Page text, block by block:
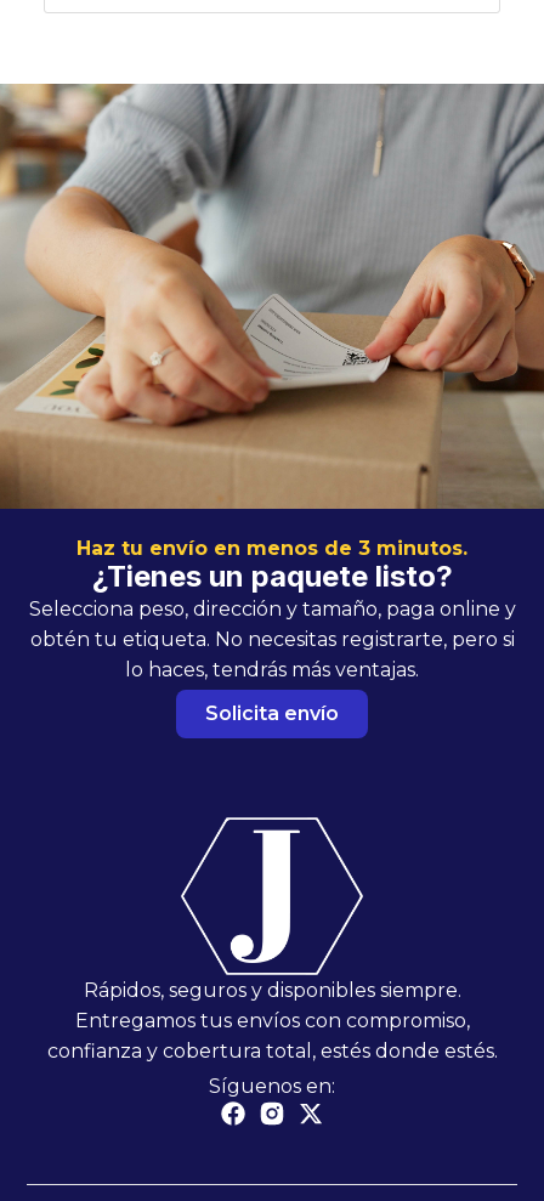
Haz tu envío en menos de 3 minutos.
¿Tienes un paquete listo?
Selecciona peso, dirección y tamaño, paga online y
obtén tu etiqueta. No necesitas registrarte, pero si
lo haces, tendrás más ventajas.
Solicita envío
Rápidos, seguros y disponibles siempre.
Entregamos tus envíos con compromiso,
confianza y cobertura total, estés donde estés.
Síguenos en: